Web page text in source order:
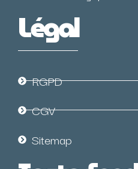
Légal
RGPD
CGV
Sitemap